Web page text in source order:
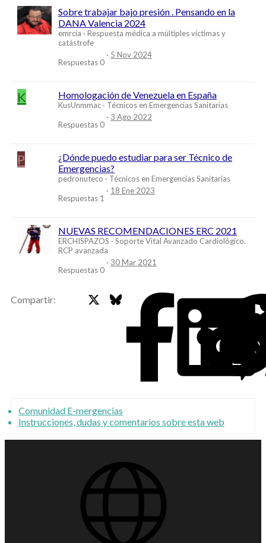
Sobre trabajar bajo presión . Pensando en la
DANA Valencia 2024
emrcia
Respuesta médica a múltiples víctimas y
catástrofe
Respuestas 0
5 Nov 2024
K Homologación de Venezuela en España
KusUnmmac Técnicos en Emergencias Sanitarias
Respuestas 0
3 Ago 2022
P
¿Dónde puedo estudiar para ser Técnico de
Emergencias?
pedronuteco Técnicos en Emergencias Sanitarias
Respuestas 1
18 Ene 2023
NUEVAS RECOMENDACIONES ERC 2021
ERCHISPAZOS
Soporte Vital Avanzado Cardiológico.
RCP avanzada
Respuestas 0
30 Mar 2021
Compartir: Bluesky
Comunidad E-mergencias
Instrucciones, dudas y comentarios sobre esta web